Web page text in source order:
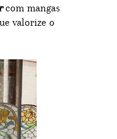
com mangas
valorize o